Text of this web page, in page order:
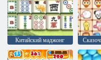
Китайский маджонг